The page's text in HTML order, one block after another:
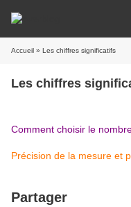
Accueil » Les chiffres significatifs
Les chiffres
Comment choisir le
Précision de la mesure et
Partager